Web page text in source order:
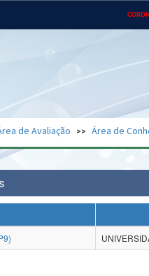
Ministério do
Regional
Advocacia-Geral da
de Avaliação Área de